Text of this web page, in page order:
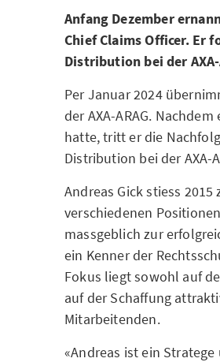
Anfang Dezember
Chief Claims Officer. Er
Distribution bei der
Per Januar 2024
der AXA-ARAG.
hatte, tritt er die
Distribution bei der AXA-
Andreas Gick stiess
verschiedenen
massgeblich zur
ein Kenner der
Fokus liegt sowohl auf
auf der Schaffung
Mitarbeitenden.
«Andreas ist ein